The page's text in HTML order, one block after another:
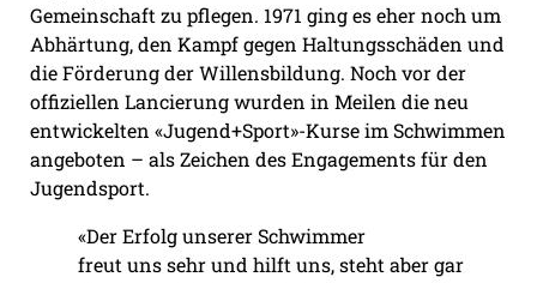
Gemeinschaft zu pflegen. 1971 ging es eher noch um
Abhärtung, den Kampf gegen Haltungsschäden und
die Förderung der Willensbildung. Noch vor der
offiziellen Lancierung wurden in Meilen die neu
entwickelten «Jugend+Sport»-Kurse im Schwimmen
angeboten – als Zeichen des Engagements für den
Jugendsport.
«Der Erfolg unserer Schwimmer
freut uns sehr und hilft uns, steht aber gar